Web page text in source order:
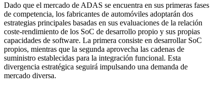
Dado que el mercado de ADAS se encuentra en sus primeras fases
de competencia, los fabricantes de automóviles adoptarán dos
estrategias principales basadas en sus evaluaciones de la relación
coste-rendimiento de los SoC de desarrollo propio y sus propias
capacidades de software. La primera consiste en desarrollar SoC
propios, mientras que la segunda aprovecha las cadenas de
suministro establecidas para la integración funcional. Esta
divergencia estratégica seguirá impulsando una demanda de
mercado diversa.